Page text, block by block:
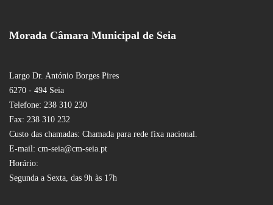
Morada Câmara Municipal de Seia
Largo Dr. António Borges Pires
6270 - 494 Seia
Telefone: 238 310 230
Fax: 238 310 232
Custo das chamadas: Chamada para rede fixa nacional.
E-mail: cm-seia@cm-seia.pt
Horário:
Segunda a Sexta, das 9h às 17h